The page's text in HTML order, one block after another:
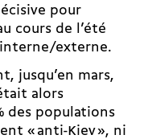
pour
cours de l’été
interne/externe.
jusqu’en mars,
alors
des populations
« anti-Kiev », ni